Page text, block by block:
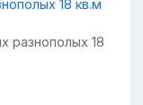
разнополых 18